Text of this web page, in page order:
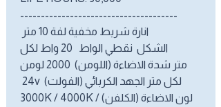
--------------------------------------
انارة شريط مخفية لفة 10 متر
الشكل نقطي الواط 20 واط لكل
متر شدة الاضاءة (اللومن) 2000 لومن
لكل متر الجهد الكربائي (الفولت) 24v
لون الاضاءة (الكلفن) 3000K / 4000K /